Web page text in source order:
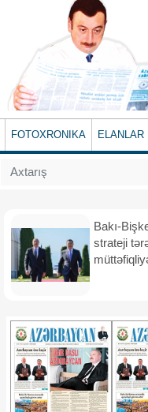
FOTOXRONIKA ELANLAR
Bakı-
strateji